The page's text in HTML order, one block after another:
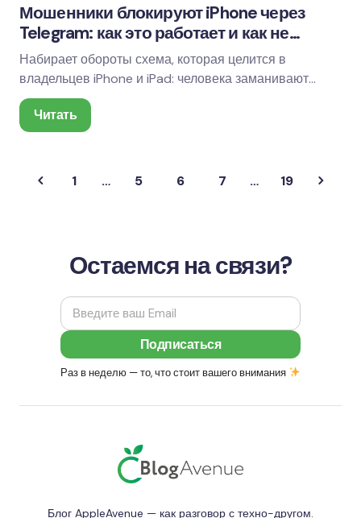
Мошенники блокируют iPhone через
Telegram: как это работает и как не
остаться с «кирпичом»
Набирает обороты схема, которая целится в
владельцев iPhone и iPad: человека заманивают
«улучшенной версией Telegram» (с якобы
встроенным VPN,…
Читать
1 … 5 6 7 … 19
Остаемся на связи?
Раз в неделю — то, что стоит вашего внимания
Блог AppleAvenue — как разговор с техно-другом.